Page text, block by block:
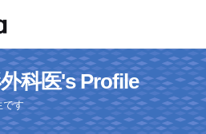
科医's Profile
です